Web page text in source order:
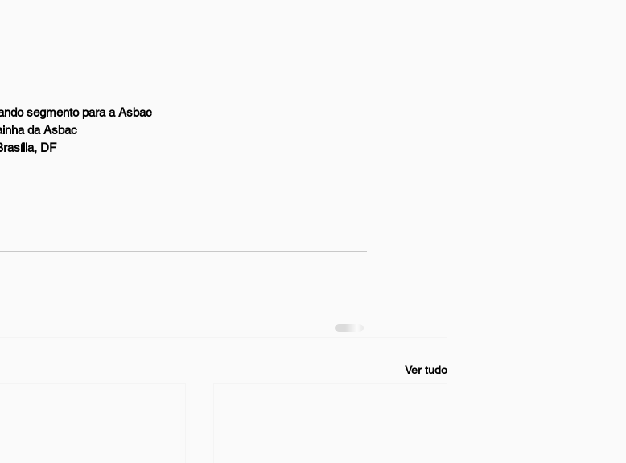
segmento para a Asbac
da Asbac
DF
Ver tudo